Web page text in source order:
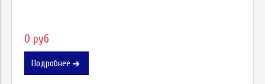
0 руб
Подробнее